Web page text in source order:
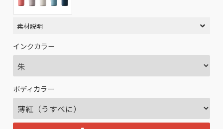
素材説明
インクカラー
ボディカラー